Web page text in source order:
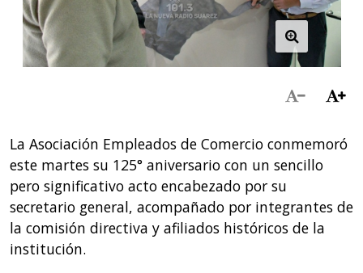
La Asociación Empleados de Comercio conmemoró
este martes su 125° aniversario con un sencillo
pero significativo acto encabezado por su
secretario general, acompañado por integrantes de
la comisión directiva y afiliados históricos de la
institución.